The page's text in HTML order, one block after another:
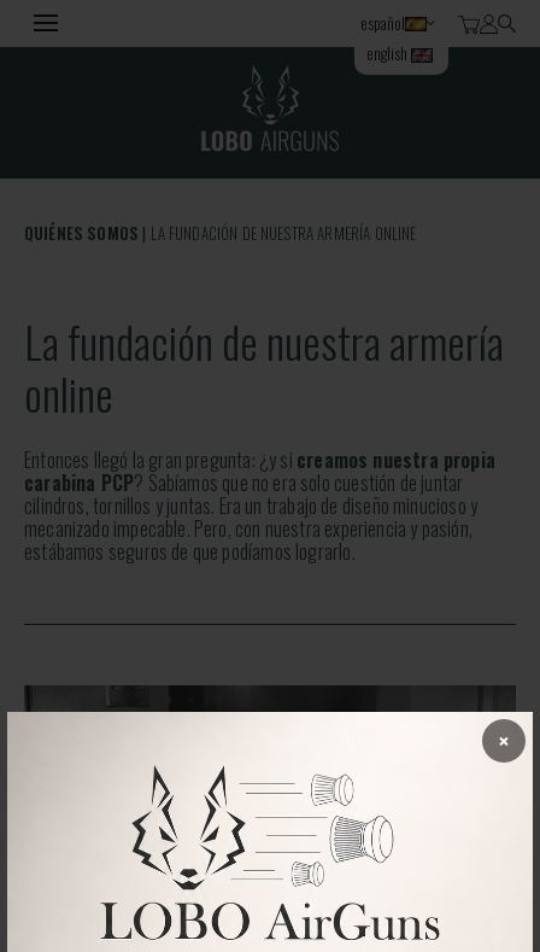
×
español
english
QUIÉNES SOMOS LA FUNDACIÓN DE NUESTRA ARMERÍA ONLINE
La fundación de nuestra armería
online
Entonces llegó la gran pregunta: ¿y si creamos nuestra propia
carabina PCP? Sabíamos que no era solo cuestión de juntar
cilindros, tornillos y juntas. Era un trabajo de diseño minucioso y
mecanizado impecable. Pero, con nuestra experiencia y pasión,
estábamos seguros de que podíamos lograrlo.